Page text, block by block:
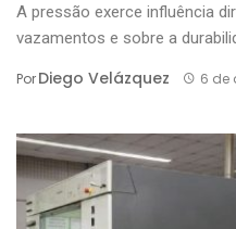
A pressão exerce influência
vazamentos e sobre a
PorDiego Velázquez 6 de